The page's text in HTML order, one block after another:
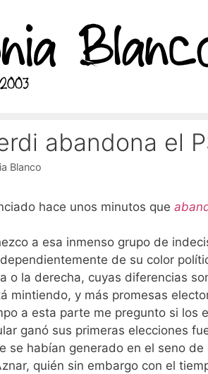
abandona el
Blanco
hace unos minutos que
a esa inmenso grupo de
de su color
o la derecha, cuyas diferencias
mintiendo, y más promesas
a esta parte me pregunto si los
ganó sus primeras elecciones
se habían generado en el seno
quién sin embargo con el